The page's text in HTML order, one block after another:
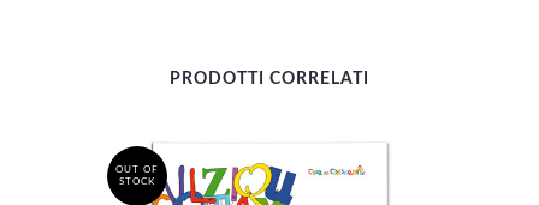
PRODOTTI CORRELATI
OUT OF
STOCK